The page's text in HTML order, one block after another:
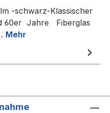
-schwarz-Klassischer
60er Jahre Fiberglas
Mehr